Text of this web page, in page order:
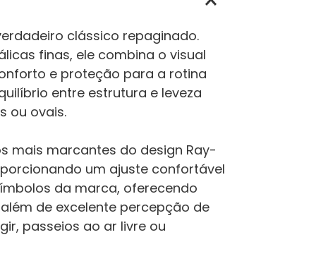
clássico repaginado.
finas, ele combina o visual
e proteção para a rotina
entre estrutura e leveza
ou ovais.
mais marcantes do design Ray-
um ajuste confortável
da marca, oferecendo
de excelente percepção de
passeios ao ar livre ou